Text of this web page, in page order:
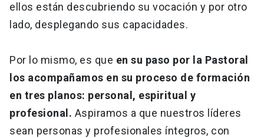
ellos están descubriendo su vocación y por otro
lado, desplegando sus capacidades.
Por lo mismo, es que en su paso por la Pastoral
los acompañamos en su proceso de formación
en tres planos: personal, espiritual y
profesional. Aspiramos a que nuestros líderes
sean personas y profesionales íntegros, con